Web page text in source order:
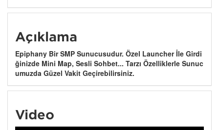
Açıklama
Epiphany Bir SMP Sunucusudur. Özel Launcher İle Girdi
ğinizde Mini Map, Sesli Sohbet... Tarzı Özelliklerle Sunuc
umuzda Güzel Vakit Geçirebilirsiniz.
Video